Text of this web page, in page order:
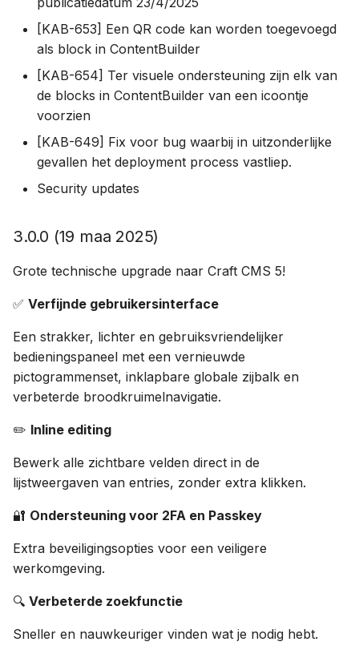
[KAB-653] Een QR code kan worden toegevoegd
als block in ContentBuilder
[KAB-654] Ter visuele ondersteuning zijn elk van
de blocks in ContentBuilder van een icoontje
voorzien
[KAB-649] Fix voor bug waarbij in uitzonderlijke
gevallen het deployment process vastliep.
Security updates
3.0.0 (19 maa 2025)
Grote technische upgrade naar Craft CMS 5!
✅ Verfijnde gebruikersinterface
Een strakker, lichter en gebruiksvriendelijker
bedieningspaneel met een vernieuwde
pictogrammenset, inklapbare globale zijbalk en
verbeterde broodkruimelnavigatie.
✏️ Inline editing
Bewerk alle zichtbare velden direct in de
lijstweergaven van entries, zonder extra klikken.
🔐 Ondersteuning voor 2FA en Passkey
Extra beveiligingsopties voor een veiligere
werkomgeving.
🔍 Verbeterde zoekfunctie
Sneller en nauwkeuriger vinden wat je nodig hebt.